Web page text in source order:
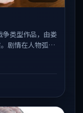
争类型作品，由娄
剧情在人物弧光
听质感。可与站
便于「国产在线